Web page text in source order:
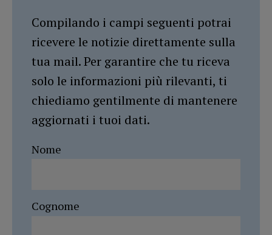
Compilando i campi seguenti potrai
ricevere le notizie direttamente sulla
tua mail. Per garantire che tu riceva
solo le informazioni più rilevanti, ti
chiediamo gentilmente di mantenere
aggiornati i tuoi dati.
Nome
Cognome